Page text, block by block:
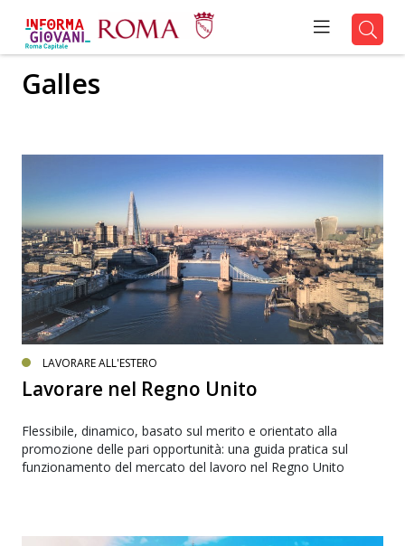
Galles
LAVORARE ALL'ESTERO
Lavorare nel Regno Unito
Flessibile, dinamico, basato sul merito e orientato alla
promozione delle pari opportunità: una guida pratica sul
funzionamento del mercato del lavoro nel Regno Unito